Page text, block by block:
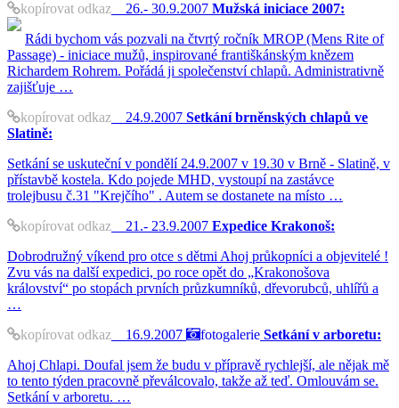
kopírovat odkaz 26.- 30.9.2007 Mužská iniciace 2007:
Rádi bychom vás pozvali na čtvrtý ročník MROP (Mens Rite of
Passage) - iniciace mužů, inspirované františkánským knězem
Richardem Rohrem. Pořádá ji společenství chlapů. Administrativně
zajišťuje …
kopírovat odkaz 24.9.2007 Setkání brněnských chlapů ve
Slatině:
Setkání se uskuteční v pondělí 24.9.2007 v 19.30 v Brně - Slatině, v
přístavbě kostela. Kdo pojede MHD, vystoupí na zastávce
trolejbusu č.31 "Krejčího" . Autem se dostanete na místo …
kopírovat odkaz 21.- 23.9.2007 Expedice Krakonoš:
Dobrodružný víkend pro otce s dětmi Ahoj průkopníci a objevitelé !
Zvu vás na další expedici, po roce opět do „Krakonošova
království“ po stopách prvních průzkumníků, dřevorubců, uhlířů a
…
kopírovat odkaz 16.9.2007 fotogalerie Setkání v arboretu:
Ahoj Chlapi. Doufal jsem že budu v přípravě rychlejší, ale nějak mě
to tento týden pracovně převálcovalo, takže až teď. Omlouvám se.
Setkání v arboretu. …